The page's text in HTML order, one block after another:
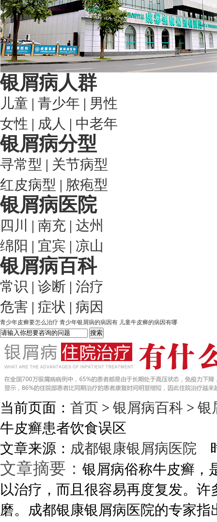
银屑病人群
儿童 | 青少年 | 男性
女性 | 成人 | 中老年
银屑病分型
寻常型 | 关节病型
红皮病型 | 脓疱型
银屑病医院
四川 | 南充 | 达州
绵阳 | 宜宾 | 凉山
银屑病百科
常识 | 诊断 | 治疗
危害 | 症状 | 病因
青少年皮癣要怎么治疗 青少年银屑病的病因有 儿童牛皮癣的病因有哪
当前页面： 首页 > 银屑病百科 > 银
牛皮癣患者饮食误区
文章来源： 成都银康银屑病医院
文章摘要： 银屑病俗称牛皮癣，
以治疗，而且很容易再度复发。
磨。成都银康银屑病医院的专家